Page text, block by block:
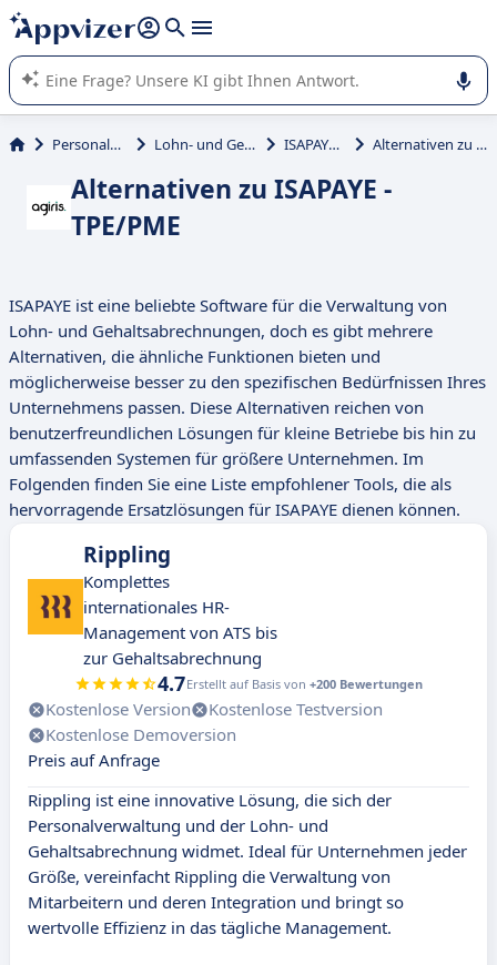
beantworten (mehrere Zeilen mit
Die KI von Appvizer führt Sie bei der Nutzung oder Auswahl
von SaaS-Software in Unternehmen.
Personalmanagement Lohn- und Gehaltsabrechnung ISAPAYE - TPE/PME Alternativen zu ISAPAYE - TPE/PME
Alternativen zu ISAPAYE -
TPE/PME
ISAPAYE ist eine beliebte Software für die Verwaltung von
Lohn- und Gehaltsabrechnungen, doch es gibt mehrere
Alternativen, die ähnliche Funktionen bieten und
möglicherweise besser zu den spezifischen Bedürfnissen Ihres
Unternehmens passen. Diese Alternativen reichen von
benutzerfreundlichen Lösungen für kleine Betriebe bis hin zu
umfassenden Systemen für größere Unternehmen. Im
Folgenden finden Sie eine Liste empfohlener Tools, die als
hervorragende Ersatzlösungen für ISAPAYE dienen können.
Rippling
Komplettes
internationales HR-
Management von ATS bis
zur Gehaltsabrechnung
4.7Erstellt auf Basis von +200 Bewertungen
Kostenlose Version
Kostenlose Testversion
Kostenlose Demoversion
Preis auf Anfrage
Rippling ist eine innovative Lösung, die sich der
Personalverwaltung und der Lohn- und
Gehaltsabrechnung widmet. Ideal für Unternehmen jeder
Größe, vereinfacht Rippling die Verwaltung von
Mitarbeitern und deren Integration und bringt so
wertvolle Effizienz in das tägliche Management.